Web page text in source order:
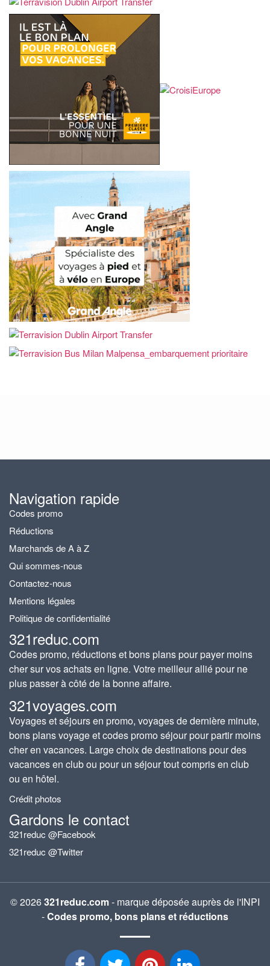
Navigation rapide
Codes promo
Réductions
Marchands de A à Z
Qui sommes-nous
Contactez-nous
Mentions légales
Politique de confidentialité
321reduc.com
Codes promo, réductions et bons plans pour payer moins
cher sur vos achats en ligne. Votre meilleur allié pour ne
plus passer à côté de la bonne affaire.
321voyages.com
Voyages et séjours en promo, voyages de dernière minute,
bons plans voyage et codes promo séjour pour partir moins
cher en vacances. Large choix de destinations pour des
vacances en club ou pour un séjour tout compris en club
ou en hôtel.
Crédit photos
Gardons le contact
321reduc @Facebook
321reduc @Twitter
© 2026321reduc.com- marque déposée auprès de l'INPI
-Codes promo, bons plans et réductions